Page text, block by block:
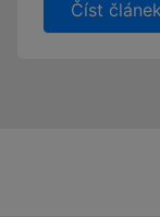
Číst článek